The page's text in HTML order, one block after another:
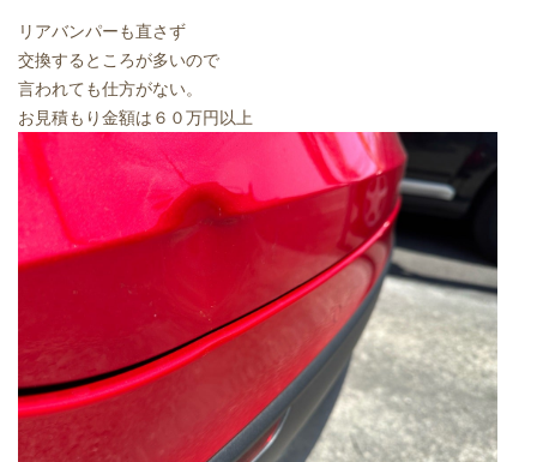
リアバンパーも直さず
交換するところが多いので
言われても仕方がない。
お見積もり金額は６０万円以上